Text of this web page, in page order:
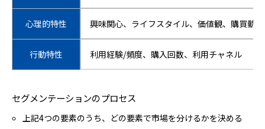
心理的特性 興味関心、ライフスタイル、価値観、購買動機
行動特性 利用経験/頻度、購入回数、利用チャネル
セグメンテーションのプロセス
上記4つの要素のうち、どの要素で市場を分けるかを決める